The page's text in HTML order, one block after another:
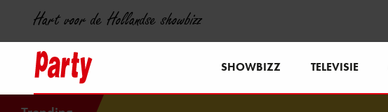
Hart voor de Hollandse showbizz
SHOWBIZZ TELEVISIE